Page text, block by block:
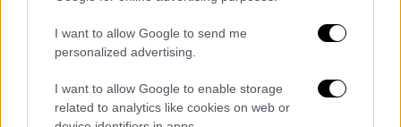
I want to allow Google to send me
personalized advertising.
I want to allow Google to enable storage
related to analytics like cookies on web or